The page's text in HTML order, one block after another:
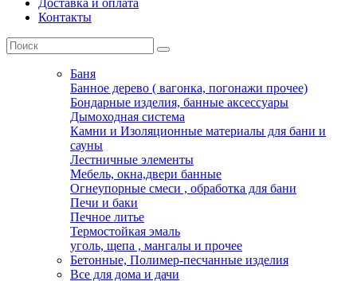
Доставка и оплата
Контакты
Баня
Банное дерево ( вагонка, погонажи прочее)
Бондарные изделия, банные аксессуары
Дымоходная система
Камни и Изоляционные материалы для бани и
сауны
Лестничные элементы
Мебель, окна,двери банные
Огнеупорные смеси , обработка для бани
Печи и баки
Печное литье
Термостойкая эмаль
уголь, щепа , мангалы и прочее
Бетонные, Полимер-песчанные изделия
Все для дома и дачи